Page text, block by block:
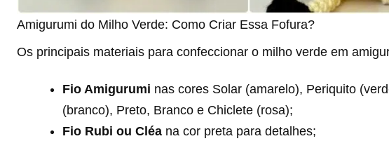
Amigurumi do Milho Verde: Como Criar Essa Fofura?
Os principais materiais para confeccionar o milho verde em
Fio Amigurumi nas cores Solar (amarelo), Periquito
(branco), Preto, Branco e Chiclete (rosa);
Fio Rubi ou Cléa na cor preta para detalhes;